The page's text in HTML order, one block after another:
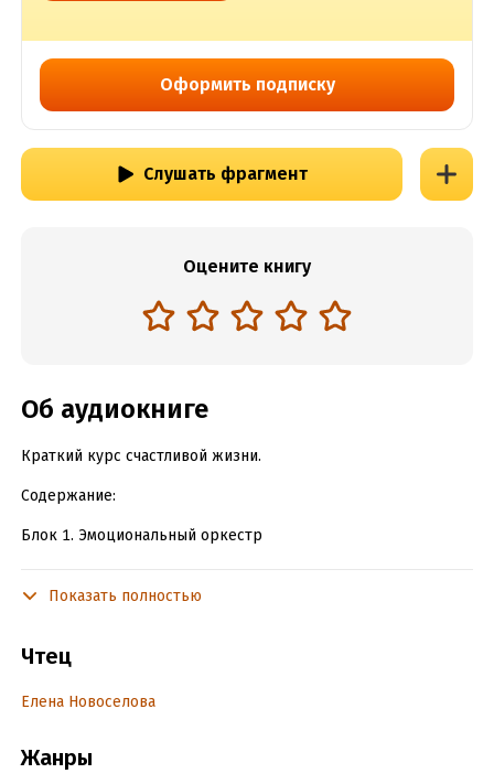
Оформить подписку
Слушать фрагмент
Оцените книгу
Об аудиокниге
Краткий курс счастливой жизни.
Содержание:
Блок 1. Эмоциональный оркестр
Блок 4. Обида
Блок 5. Чувство вины
Блок 7. Река жизни
Показать полностью
Чтец
Елена Новоселова
Жанры